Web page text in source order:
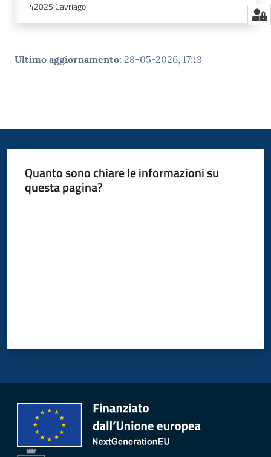
42025Cavriago
Ultimo aggiornamento: 28-05-2026, 17:13
Quanto sono chiare le informazioni su
questa pagina?